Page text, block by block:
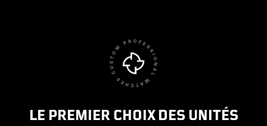
LE PREMIER CHOIX DES UNITÉS